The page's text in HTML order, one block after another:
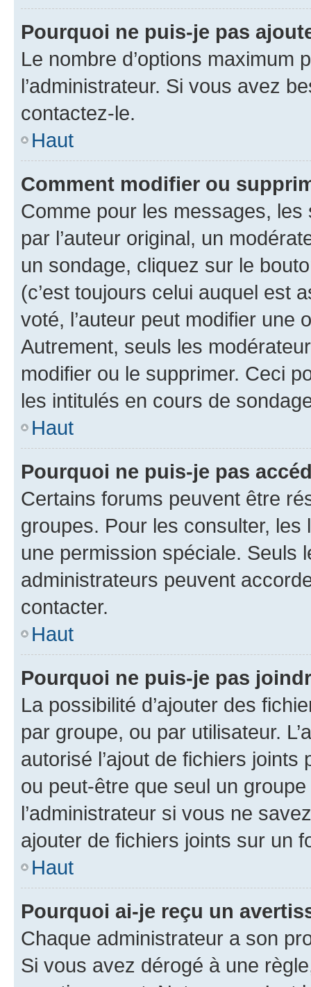
Pourquoi ne puis-je pas
Le nombre d’options maximum
l’administrateur. Si vous avez
contactez-le.
Haut
Comment modifier ou
Comme pour les messages,
par l’auteur original, un
un sondage, cliquez sur le
(c’est toujours celui auquel est
voté, l’auteur peut modifier une
Autrement, seuls les
modifier ou le supprimer. Ceci
les intitulés en cours de
Haut
Pourquoi ne puis-je pas
Certains forums peuvent être
groupes. Pour les consulter,
une permission spéciale. Seuls
administrateurs peuvent
contacter.
Haut
Pourquoi ne puis-je pas
La possibilité d’ajouter des
par groupe, ou par utilisateur.
autorisé l’ajout de fichiers
ou peut-être que seul un
l’administrateur si vous ne
ajouter de fichiers joints sur un
Haut
Pourquoi ai-je reçu un
Chaque administrateur a son
Si vous avez dérogé à une